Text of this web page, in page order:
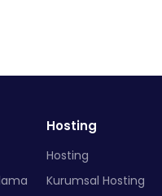
Hosting
Hosting
Kurumsal Hosting